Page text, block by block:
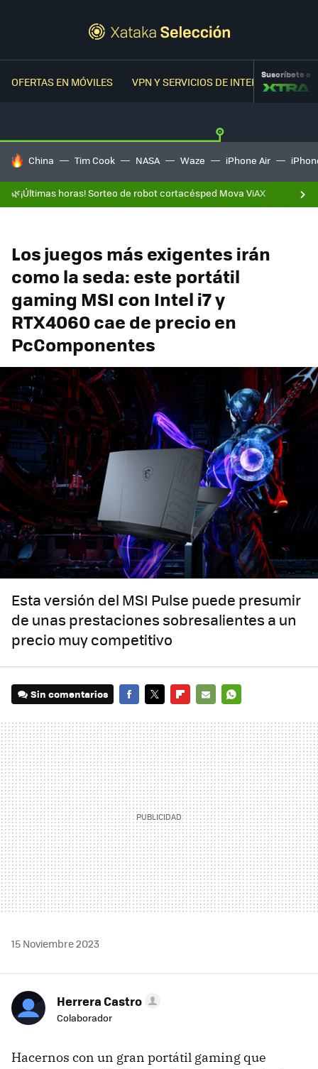
OFERTAS EN MÓVILES VPN Y SERVICIOS DE INTERNETSuscríbete a
HOY SE HABLA DE
China Tim Cook NASA Waze iPhone Air
🌿¡Últimas horas! Sorteo de robot cortacésped Mova ViAX
Los juegos más exigentes irán
como la seda: este portátil
gaming MSI con Intel i7 y
RTX4060 cae de precio en
PcComponentes
Esta versión del MSI Pulse puede presumir
de unas prestaciones sobresalientes a un
precio muy competitivo
Sin comentarios
MAIL
15 Noviembre 2023
Herrera Castro
Colaborador
Hacernos con un gran portátil gaming que